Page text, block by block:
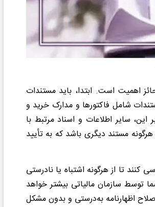
اهمیت است. ابتدا، باید مستندات
شامل فاکتورها و مدارک خرید و
سایر اطلاعات و اسناد مرتبط با
مستند دیگری باشد که به تأیید
کنند تا از هرگونه اشتباه یا نادرستی
توسط سازمان مالیاتی بیشتر خواهد
اظهارنامه به‌درستی و بدون مشکل